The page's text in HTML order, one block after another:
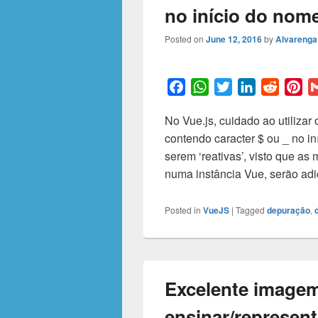
no início do
Posted on June 12, 2016by
c
e
b
o
k
W
a
t
s
A
p
i
t
t
e
n
k
e
d
n
R
d
d
i
t
n
t
e
r
s
No Vue.js, cuidado ao
contendo caracter $ ou _ no
serem ‘reativas’, visto que
numa instância Vue, serão
Posted in VueJS | Tagged depuração,
Excelente